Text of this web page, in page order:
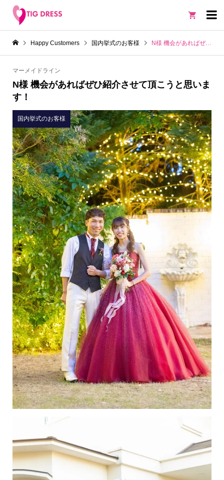

Happy Customers 国内挙式のお客様 N様 機会があればぜひ紹介させて頂こうと思います！
マーメイドライン
N様 機会があればぜひ紹介させて頂こうと思いま
す！
国内挙式のお客様